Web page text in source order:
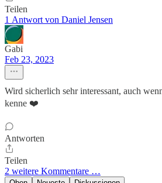
Teilen
1 Antwort von Daniel Jensen
Gabi
Feb 23, 2023
Wird sicherlich sehr interessant, auch
kenne ❤️
Antworten
Teilen
2 weitere Kommentare …